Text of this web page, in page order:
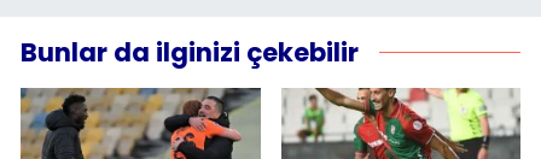
Bunlar da ilginizi çekebilir